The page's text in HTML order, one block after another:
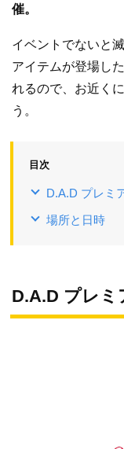
催。
イベントでないと
アイテムが登場し
れるので、お近く
う。
目次
D.A.D プレミ
場所と日時
D.A.D プレミ